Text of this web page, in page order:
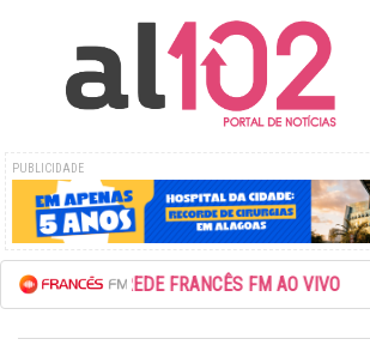
PUBLICIDADE
ESCUTE A REDE FRANCÊS FM AO VIVO